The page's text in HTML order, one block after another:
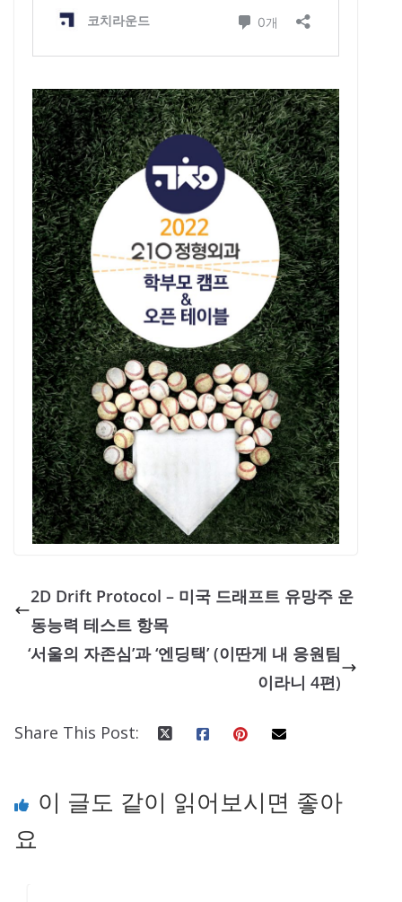
2D Drift Protocol – 미국 드래프트 유망주 운
동능력 테스트 항목
‘서울의 자존심’과 ‘엔딩택’ (이딴게 내 응원팀
이라니 4편)
Share This Post:
이 글도 같이 읽어보시면 좋아
요